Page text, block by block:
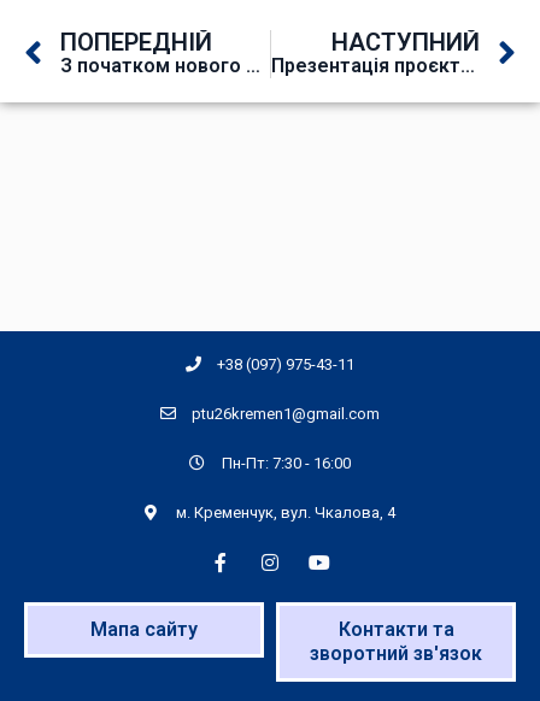
ПОПЕРЕДНІЙ
З початком нового навчального року!
НАСТУПНИЙ
Презентація проєкту Професійна освіта в Україні/Skills4Recovery
+38 (097) 975-43-11
ptu26kremen1@gmail.com
Пн-Пт: 7:30 - 16:00
м. Кременчук, вул. Чкалова, 4
Мапа сайту
Контакти та
зворотний зв'язок